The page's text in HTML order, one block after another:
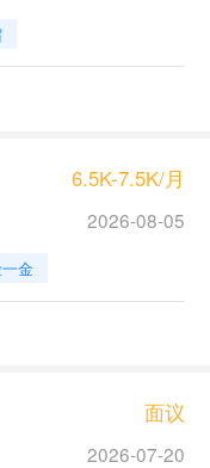
6.5K-7.5K/月
2026-08-05
金
面议
2026-07-20